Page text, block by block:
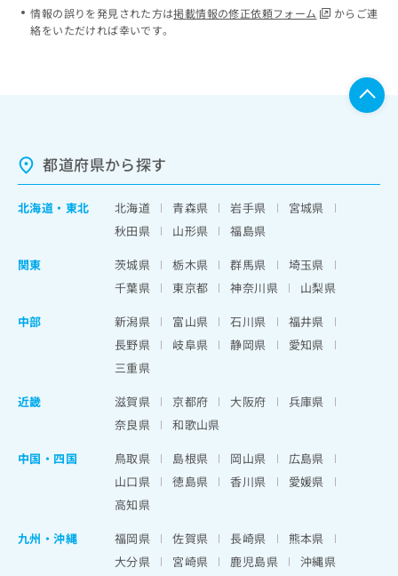
情報の誤りを発見された方は掲載情報の修正依頼フォーム
からご連
絡をいただければ幸いです。
都道府県から探す
北海道 ・ 東北 北海道 青森県 岩手県
宮城県
秋田県
山形県
福島県
関東
茨城県 栃木県 群馬県
埼玉県
千葉県
東京都 神奈川県
山梨県
中部
新潟県 富山県 石川県
福井県
長野県
岐阜県 静岡県
愛知県
三重県
近畿
滋賀県 京都府 大阪府
兵庫県
奈良県
和歌山県
中国・四国
鳥取県 島根県 岡山県
広島県
山口県
徳島県 香川県
愛媛県
高知県
九州・沖縄
福岡県 佐賀県 長崎県
熊本県
大分県
宮崎県 鹿児島県 沖縄県